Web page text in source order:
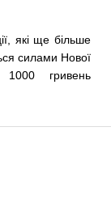
які ще більше
силами Нової
гривень